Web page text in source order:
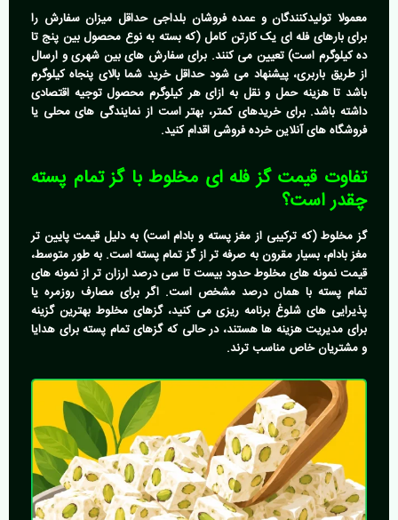
معمولا تولیدکنندگان و عمده فروشان بلداجی حداقل میزان سفارش را
برای بارهای فله ای یک کارتن کامل (که بسته به نوع محصول بین پنج تا
ده کیلوگرم است) تعیین می کنند. برای سفارش های بین شهری و ارسال
از طریق باربری، پیشنهاد می شود حداقل خرید شما بالای پنجاه کیلوگرم
باشد تا هزینه حمل و نقل به ازای هر کیلوگرم محصول توجیه اقتصادی
داشته باشد. برای خریدهای کمتر، بهتر است از نمایندگی های محلی یا
فروشگاه های آنلاین خرده فروشی اقدام کنید.
تفاوت قیمت گز فله ای مخلوط با گز تمام پسته
چقدر است؟
گز مخلوط (که ترکیبی از مغز پسته و بادام است) به دلیل قیمت پایین تر
مغز بادام، بسیار مقرون به صرفه تر از گز تمام پسته است. به طور متوسط،
قیمت نمونه های مخلوط حدود بیست تا سی درصد ارزان تر از نمونه های
تمام پسته با همان درصد مشخص است. اگر برای مصارف روزمره یا
پذیرایی های شلوغ برنامه ریزی می کنید، گزهای مخلوط بهترین گزینه
برای مدیریت هزینه ها هستند، در حالی که گزهای تمام پسته برای هدایا
و مشتریان خاص مناسب ترند.